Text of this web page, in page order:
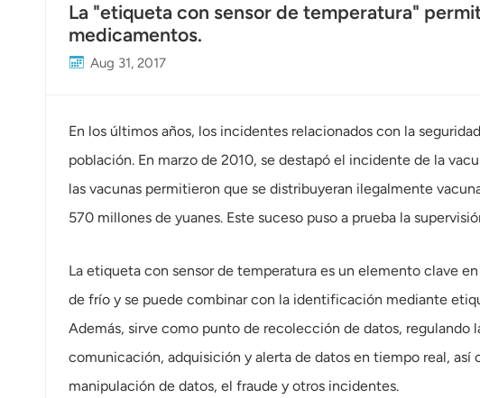
Español
日语
한국어
Türk
Ελληνικά
Melayu
Polski
La "etiqueta con sensor de temperatura"
medicamentos.
Aug 31, 2017
En los últimos años, los incidentes relacionados con la
población. En marzo de 2010, se destapó el incidente de la
las vacunas permitieron que se distribuyeran ilegalmente
570 millones de yuanes. Este suceso puso a prueba la
La etiqueta con sensor de temperatura es un elemento clave
de frío y se puede combinar con la identificación mediante
Además, sirve como punto de recolección de datos,
comunicación, adquisición y alerta de datos en tiempo real,
manipulación de datos, el fraude y otros incidentes.